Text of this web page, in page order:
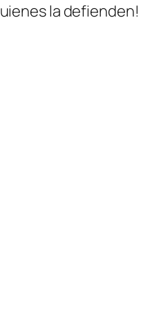
la defienden!